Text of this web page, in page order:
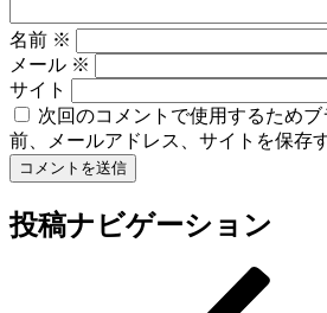
名前 ※
メール ※
サイト
次回のコメントで使用するため
前、メールアドレス、サイトを保存す
投稿ナビゲーション